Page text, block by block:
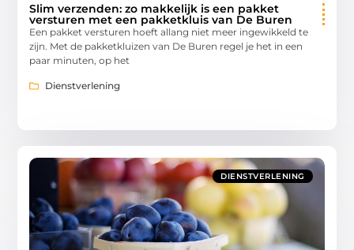
Slim verzenden: zo makkelijk is een pakket
versturen met een pakketkluis van De Buren
Een pakket versturen hoeft allang niet meer ingewikkeld te
zijn. Met de pakketkluizen van De Buren regel je het in een
paar minuten, op het
Dienstverlening
DIENSTVERLENING